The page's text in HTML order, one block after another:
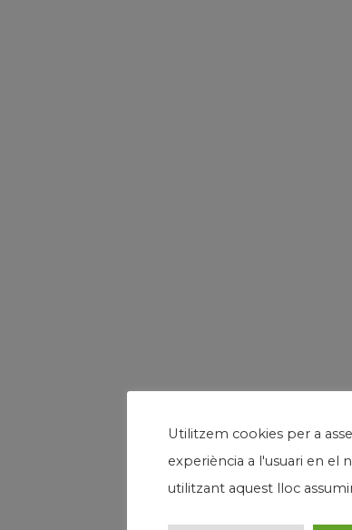
Utilitzem cookies per a
experiència a l'usuari en el
utilitzant aquest lloc